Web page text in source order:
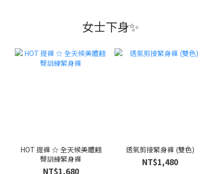
女士下身✨
HOT 提褲 ☆ 全天候美體翹
臀訓練緊身褲
NT$1,680
透氣剪接緊身褲 (雙色)
NT$1,480